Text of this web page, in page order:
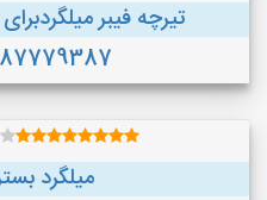
تیرچه فیبر
میلگرد